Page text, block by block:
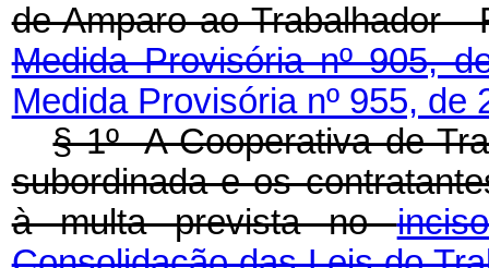
de Amparo ao Trabalhador -
Medida Provisória nº 905,
Medida Provisória nº 955, de
§ 1º A Cooperativa de
subordinada e os
à multa prevista no